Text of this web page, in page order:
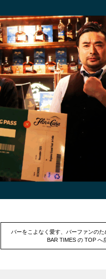
バーをこよなく愛す、バーファンのた
BAR TIMES の TOP へ